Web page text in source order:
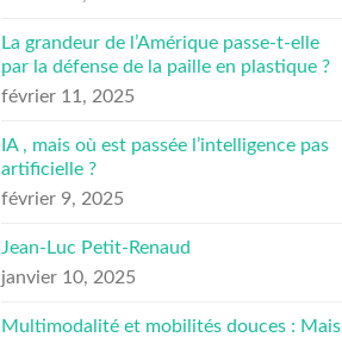
La grandeur de l’Amérique passe-t-elle
par la défense de la paille en plastique ?
février 11, 2025
IA , mais où est passée l’intelligence pas
artificielle ?
février 9, 2025
Jean-Luc Petit-Renaud
janvier 10, 2025
Multimodalité et mobilités douces : Mais